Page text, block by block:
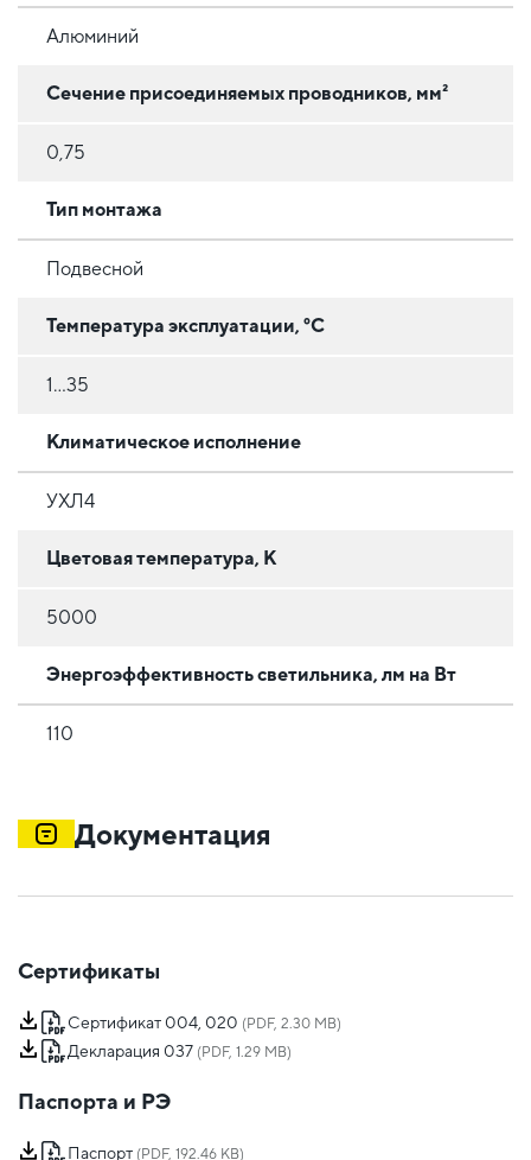
Алюминий
Сечение присоединяемых проводников, мм²
0,75
Тип монтажа
Подвесной
Температура эксплуатации, °C
1…35
Климатическое исполнение
УХЛ4
Цветовая температура, К
5000
Энергоэффективность светильника, лм на Вт
110
Документация
Сертификаты
Сертификат 004, 020 (PDF, 2.30 MB)
Декларация 037 (PDF, 1.29 MB)
Паспорта и РЭ
Паспорт (PDF, 192.46 KB)